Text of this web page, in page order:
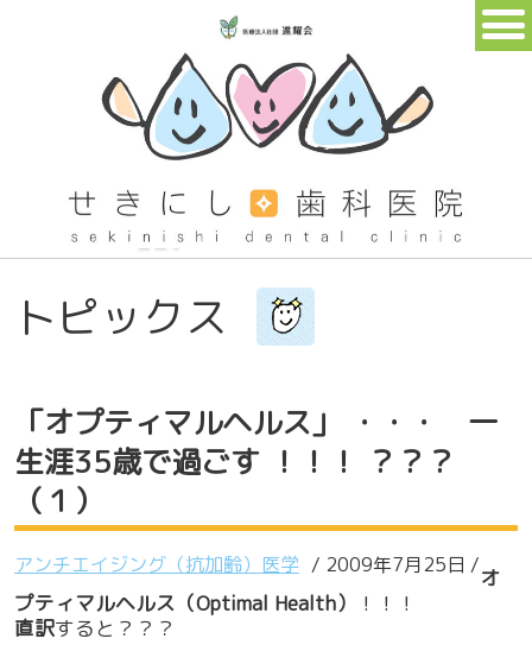
トピックス
「オプティマルヘルス」 ・・・ 一
生涯35歳で過ごす ！！！ ？？？
（１）
アンチエイジング（抗加齢）医学 / 2009年7月25日 /オ
プティマルヘルス（Optimal Health）
！！！
直訳すると？？？